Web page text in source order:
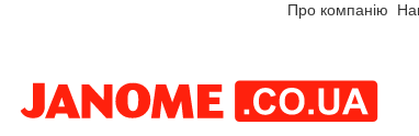
Про компанію